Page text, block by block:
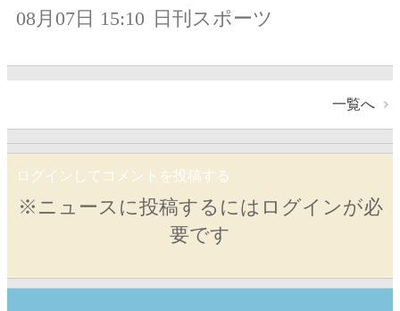
08月07日 15:10 日刊スポーツ
一覧へ
ログインしてコメントを投稿する
※ニュースに投稿するにはログインが必
要です